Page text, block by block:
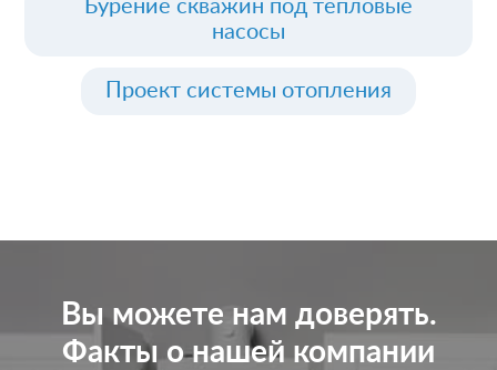
Бурение скважин под тепловые
насосы
Проект системы отопления
Вы можете нам доверять.
Факты о нашей компании